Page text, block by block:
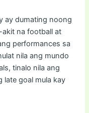
ay dumating noong
akit na football at
performances sa
nila ang mundo
tinalo nila ang
late goal mula kay